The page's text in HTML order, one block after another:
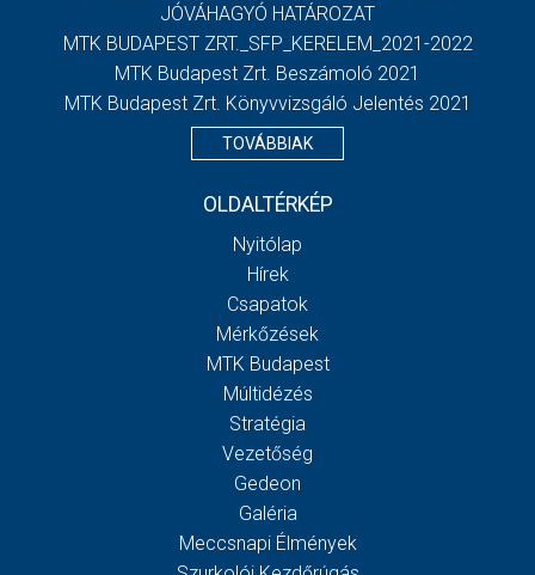
JÓVÁHAGYÓ HATÁROZAT
MTK BUDAPEST ZRT._SFP_KERELEM_2021-2022
MTK Budapest Zrt. Beszámoló 2021
MTK Budapest Zrt. Könyvvizsgáló Jelentés 2021
TOVÁBBIAK
OLDALTÉRKÉP
Nyitólap
Hírek
Csapatok
Mérkőzések
MTK Budapest
Múltidézés
Stratégia
Vezetőség
Gedeon
Galéria
Meccsnapi Élmények